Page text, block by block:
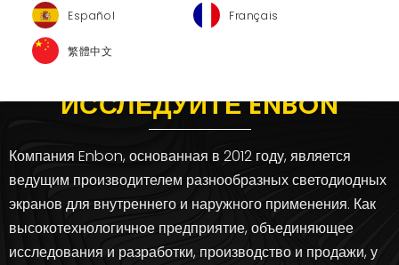
Español Français
繁體中文
ИССЛЕДУЙТЕ ENBON
Компания Enbon, основанная в 2012 году, является
ведущим производителем разнообразных светодиодных
экранов для внутреннего и наружного применения. Как
высокотехнологичное предприятие, объединяющее
исследования и разработки, производство и продажи, у